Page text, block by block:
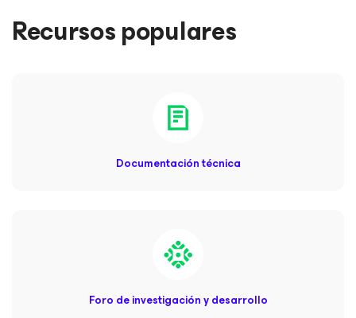
Recursos populares
Documentación técnica
Foro de investigación y desarrollo